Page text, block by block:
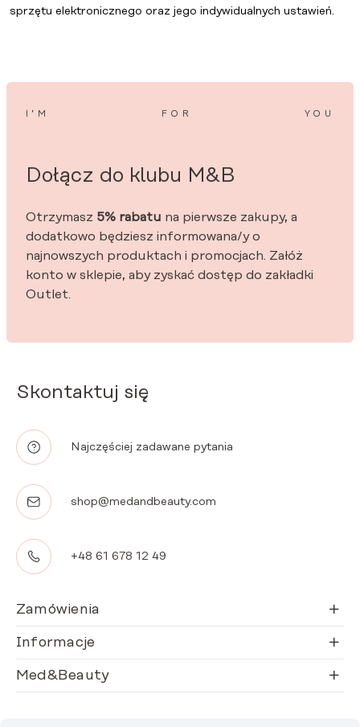
sprzętu elektronicznego oraz jego indywidualnych ustawień.
Skontaktuj się
Najczęściej zadawane pytania
shop@medandbeauty.com
+48 61 678 12 49
Zamówienia
Informacje
Med&Beauty
I’M FOR YOU
Dołącz do klubu M&B
Otrzymasz 5% rabatu na pierwsze zakupy, a
dodatkowo będziesz informowana/y o
najnowszych produktach i promocjach. Załóż
konto w sklepie, aby zyskać dostęp do zakładki
Outlet.